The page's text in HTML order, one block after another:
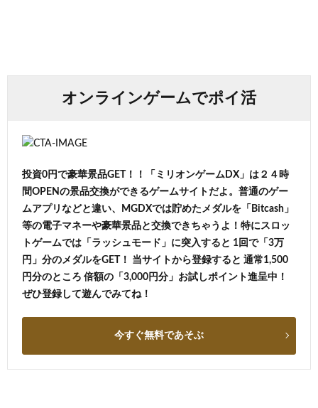
オンラインゲームでポイ活
投資0円で豪華景品GET！！「ミリオンゲームDX」は２４時
間OPENの景品交換ができるゲームサイトだよ。普通のゲー
ムアプリなどと違い、MGDXでは貯めたメダルを「Bitcash」
等の電子マネーや豪華景品と交換できちゃうよ！特にスロッ
トゲームでは「ラッシュモード」に突入すると 1回で「3万
円」分のメダルをGET！ 当サイトから登録すると 通常1,500
円分のところ 倍額の「3,000円分」お試しポイント進呈中！
ぜひ登録して遊んでみてね！
今すぐ無料であそぶ